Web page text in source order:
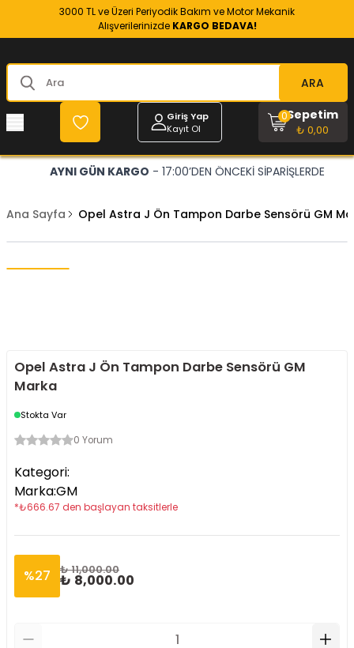
3000 TL ve Üzeri Periyodik Bakım ve Motor Mekanik
Alışverilerinizde KARGO BEDAVA!
ARA
Giriş Yap
Kayıt Ol
Sepetim
₺ 0,00
0
AYNI GÜN KARGO - 17:00’DEN ÖNCEKİ SİPARİŞLERDE
Ana Sayfa Opel Astra J Ön Tampon Darbe Sensörü GM
Opel Astra J Ön Tampon Darbe Sensörü GM
Marka
Stokta Var
0 Yorum
Kategori:
Marka:GM
*₺666.67 den başlayan taksitlerle
%27 ₺ 11,000.00
₺ 8,000.00